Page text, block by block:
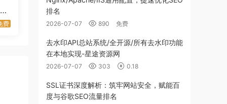
费
排名
2026-07-07 890 免费
去水印API总站系统/全开源/所有去水印功能
在本地实现-星途资源网
2026-07-07 303 0.18
SSL证书深度解析：筑牢网站安全，赋能百
度与谷歌SEO流量排名